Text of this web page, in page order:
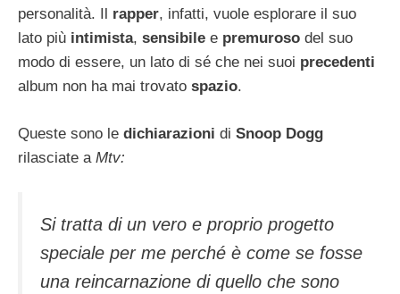
personalità. Il rapper, infatti, vuole esplorare il suo
lato più intimista, sensibile e premuroso del suo
modo di essere, un lato di sé che nei suoi precedenti
album non ha mai trovato spazio.
Queste sono le dichiarazioni di Snoop Dogg
rilasciate a Mtv:
Si tratta di un vero e proprio progetto
speciale per me perché è come se fosse
una reincarnazione di quello che sono